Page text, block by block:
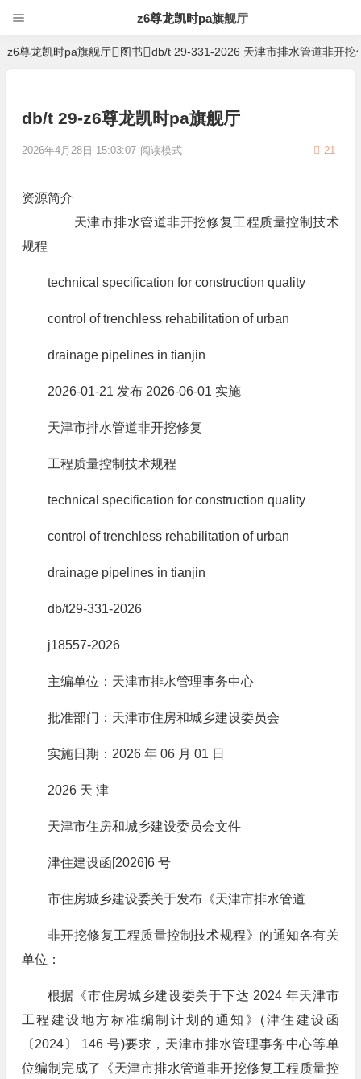
z6尊龙凯时pa旗舰厅
z6尊龙凯时pa旗舰厅 图书 db/t 29-331-2026 天津市排水管道非开挖
db/t 29-z6尊龙凯时pa旗舰厅
2026年4月28日 15:03:07 21
阅读模式
资源简介
天津市排水管道非开挖修复工程质量控制技术
规程
technical specification for construction quality
control of trenchless rehabilitation of urban
drainage pipelines in tianjin
2026-01-21 发布 2026-06-01 实施
天津市排水管道非开挖修复
工程质量控制技术规程
technical specification for construction quality
control of trenchless rehabilitation of urban
drainage pipelines in tianjin
db/t29-331-2026
j18557-2026
主编单位：天津市排水管理事务中心
批准部门：天津市住房和城乡建设委员会
实施日期：2026 年 06 月 01 日
2026 天 津
天津市住房和城乡建设委员会文件
津住建设函[2026]6 号
市住房城乡建设委关于发布《天津市排水管道
非开挖修复工程质量控制技术规程》的通知各有关
单位：
根据《市住房城乡建设委关于下达 2024 年天津市
工程建设地方标准编制计划的通知》(津住建设函
〔2024〕 146 号)要求，天津市排水管理事务中心等单
位编制完成了《天津市排水管道非开挖修复工程质量控